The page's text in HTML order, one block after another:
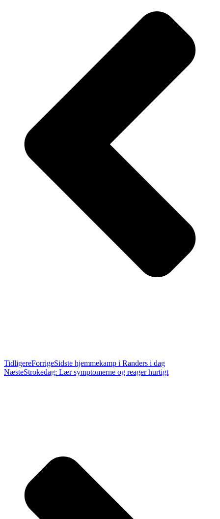
TidligereForrigeSidste hjemmekamp i Randers i dag
NæsteStrokedag: Lær symptomerne og reager hurtigt